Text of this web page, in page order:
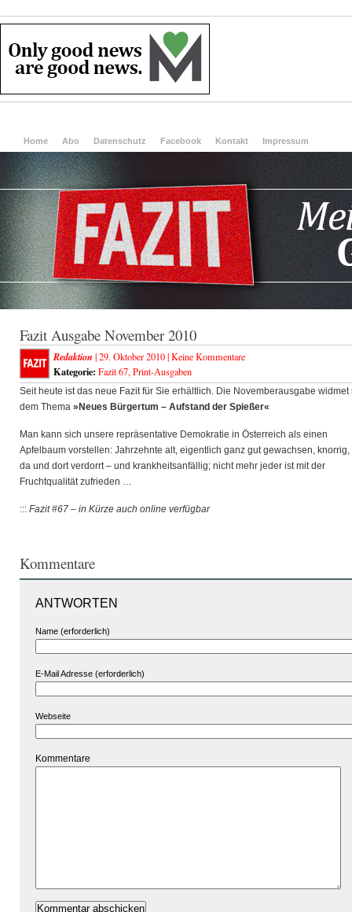
Home Abo Datenschutz Facebook Kontakt Impressum
Fazit Ausgabe November 2010
Redaktion | 29. Oktober 2010 |Keine Kommentare
Kategorie: Fazit 67, Print-Ausgaben
Seit heute ist das neue Fazit für Sie erhältlich. Die Novemberausgabe widmet
dem Thema »Neues Bürgertum – Aufstand der Spießer«
Man kann sich unsere repräsentative Demokratie in Österreich als einen
Apfelbaum vorstellen: Jahrzehnte alt, eigentlich ganz gut gewachsen, knorrig,
da und dort verdorrt – und krankheitsanfällig; nicht mehr jeder ist mit der
Fruchtqualität zufrieden …
::: Fazit #67 – in Kürze auch online verfügbar
Kommentare
ANTWORTEN
Name (erforderlich)
E-Mail Adresse (erforderlich)
Webseite
Kommentare